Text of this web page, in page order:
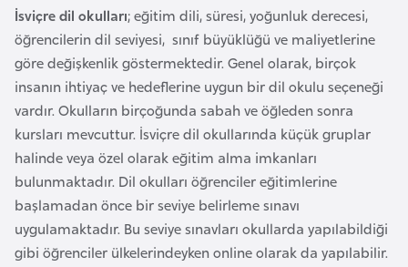
İsviçre dil okulları; eğitim dili, süresi, yoğunluk derecesi,
öğrencilerin dil seviyesi, sınıf büyüklüğü ve maliyetlerine
göre değişkenlik göstermektedir. Genel olarak, birçok
insanın ihtiyaç ve hedeflerine uygun bir dil okulu seçeneği
vardır. Okulların birçoğunda sabah ve öğleden sonra
kursları mevcuttur. İsviçre dil okullarında küçük gruplar
halinde veya özel olarak eğitim alma imkanları
bulunmaktadır. Dil okulları öğrenciler eğitimlerine
başlamadan önce bir seviye belirleme sınavı
uygulamaktadır. Bu seviye sınavları okullarda yapılabildiği
gibi öğrenciler ülkelerindeyken online olarak da yapılabilir.
e
r
s
e
k
B
u
l
g
a